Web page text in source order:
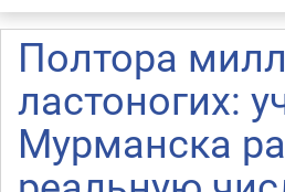
Полтора
ластоногих:
Мурманска